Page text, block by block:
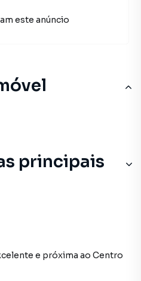
principais
e próxima ao Centro
este anúncio